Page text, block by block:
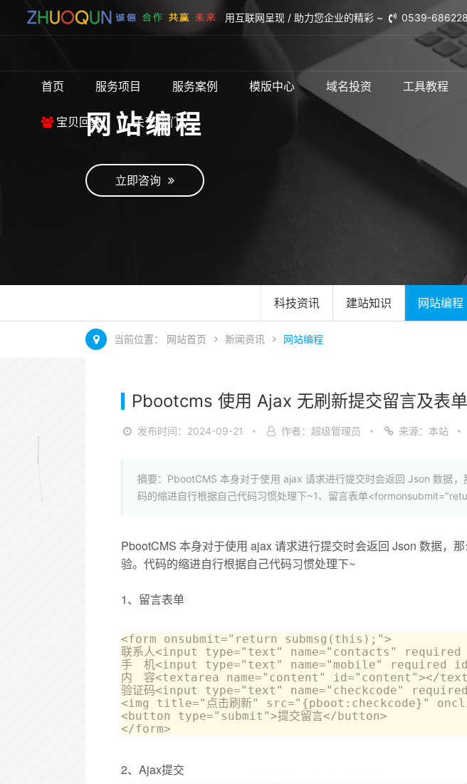
用互联网呈现 / 助力您企业的精彩 ~ 0539-
首页 服务项目 服务案例 模版中心 域名投资 工具教程
宝贝回家 关于我们
网站编程
立即咨询
科技资讯 建站知识 网站编程
当前位置： 网站首页 新闻资讯 网站编程
Pbootcms 使用 Ajax 无刷新提交留言及表单
发布时间：2024-09-21 作者：超级管理员 来源：本站
摘要：PbootCMS 本身对于使用 ajax 请求进行提交时会返回 Json 数据
码的缩进自行根据自己代码习惯处理下~1、留言表单
PbootCMS 本身对于使用 ajax 请求进行提交时会返回 Json 数据，
验。代码的缩进自行根据自己代码习惯处理下~
1、留言表单
<form onsubmit="return submsg(this);">
联系人<input type="text" name="contacts"
手　机<input type="text" name="mobile"
内　容<textarea name="content" id="content"></
验证码<input type="text" name="checkcode"
<img title="点击刷新" src="{pboot:checkcode}"
<button type="submit">提交留言</button>
</form>
2、Ajax提交